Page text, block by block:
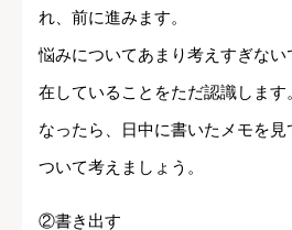
れ、前に進みます。
悩みについてあまり考えすぎな
在していることをただ認識します
なったら、日中に書いたメモを
ついて考えましょう。
②書き出す